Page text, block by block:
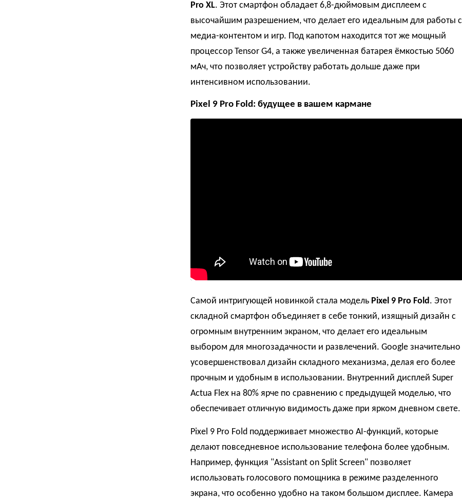
Pro XL. Этот смартфон обладает 6,8-дюймовым дисплеем с
высочайшим разрешением, что делает его идеальным для работы с
медиа-контентом и игр. Под капотом находится тот же мощный
процессор Tensor G4, а также увеличенная батарея ёмкостью 5060
мАч, что позволяет устройству работать дольше даже при
интенсивном использовании.
Pixel 9 Pro Fold: будущее в вашем кармане
Самой интригующей новинкой стала модель Pixel 9 Pro Fold. Этот
складной смартфон объединяет в себе тонкий, изящный дизайн с
огромным внутренним экраном, что делает его идеальным
выбором для многозадачности и развлечений. Google значительно
усовершенствовал дизайн складного механизма, делая его более
прочным и удобным в использовании. Внутренний дисплей Super
Actua Flex на 80% ярче по сравнению с предыдущей моделью, что
обеспечивает отличную видимость даже при ярком дневном свете.
Pixel 9 Pro Fold поддерживает множество AI-функций, которые
делают повседневное использование телефона более удобным.
Например, функция "Assistant on Split Screen" позволяет
использовать голосового помощника в режиме разделенного
экрана, что особенно удобно на таком большом дисплее. Камера